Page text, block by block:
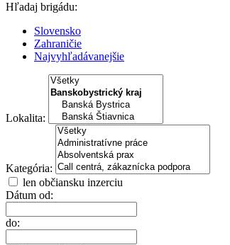
Hľadaj brigádu:
Slovensko
Zahraničie
Najvyhľadávanejšie
Lokalita:
Kategória:
len občiansku inzerciu
Dátum od:
do: